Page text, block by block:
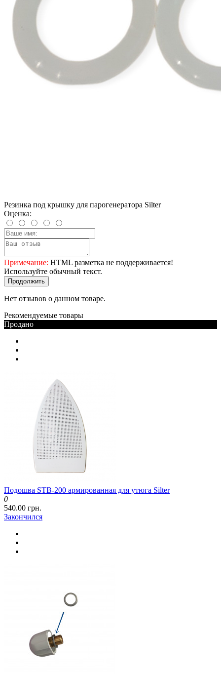
Резинка под крышку для парогенератора Silter
Оценка:
Примечание: HTML разметка не поддерживается!
Используйте обычный текст.
Продолжить
Нет отзывов о данном товаре.
Рекомендуемые товары
Продано
Подошва STB-200 армированная для утюга Silter
0
540.00 грн.
Закончился